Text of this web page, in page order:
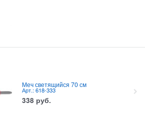
Меч светящийся 70 см
Арт.: 618-333
338 руб.